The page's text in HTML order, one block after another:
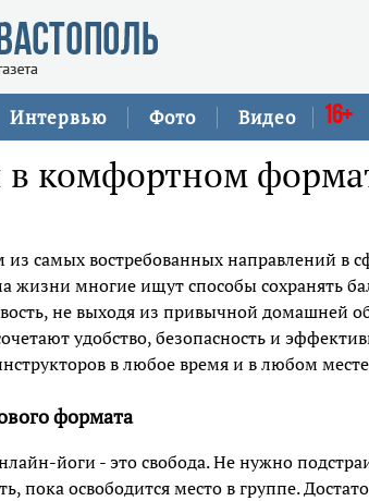
Интервью Фото Видео 16+
комфортном
самых востребованных направлений в
жизни многие ищут способы сохранять
не выходя из привычной домашней
удобство, безопасность и
в любое время и в любом
формата
йоги - это свобода. Не нужно
пока освободится место в группе.